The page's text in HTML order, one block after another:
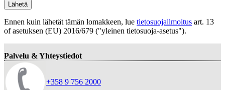
Lähetä
Ennen kuin lähetät tämän lomakkeen, lue tietosuojailmoitus art. 13
оf asetuksen (EU) 2016/679 ("yleinen tietosuoja-asetus").
Palvelu & Yhteystiedot
+358 9 756 2000